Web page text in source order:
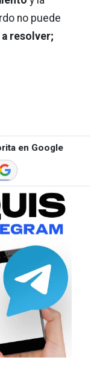
no puede
a resolver;
en Google